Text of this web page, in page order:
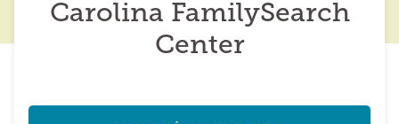
Carolina FamilySearch
Center